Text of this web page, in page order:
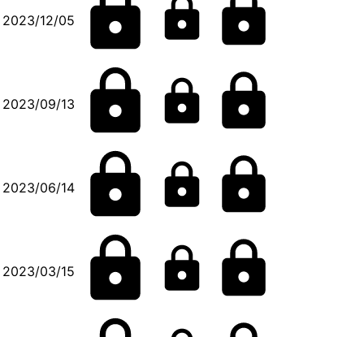
2023/12/05
2023/09/13
2023/06/14
2023/03/15